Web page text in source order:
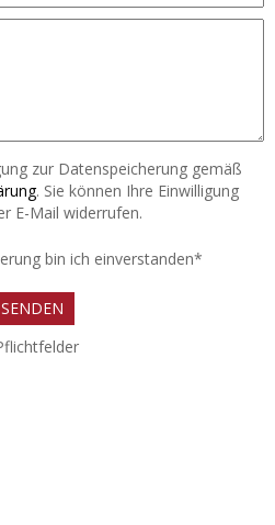
zur Datenspeicherung gemäß
. Sie können Ihre Einwilligung
E-Mail widerrufen.
bin ich einverstanden*